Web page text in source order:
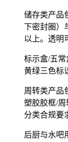
储存类产品
下密封圈）
以上。透明
标示盒/五
黄绿三色标
周转类产品
塑胶胶框/
分类合规要
后厨与水吧